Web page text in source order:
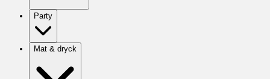
Party
Mat & dryck